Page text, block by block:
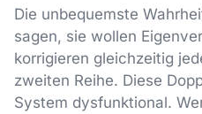
Die unbequemste
sagen, sie wollen
korrigieren gleichzeitig
zweiten Reihe. Diese
System dysfunktional.